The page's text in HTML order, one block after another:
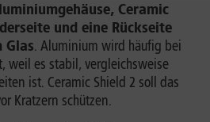
Ceramic
und eine Rückseite
Glas. Aluminium wird häufig bei
weil es stabil, vergleichsweise
ist. Ceramic Shield 2 soll das
Kratzern schützen.